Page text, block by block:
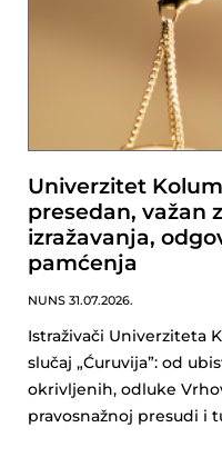
Univerzitet
presedan, važan
izražavanja,
pamćenja
NUNS 31.07.2026.
Istraživači Univerziteta
slučaj „Ćuruvija”: od
okrivljenih, odluke
pravosnažnoj presudi i